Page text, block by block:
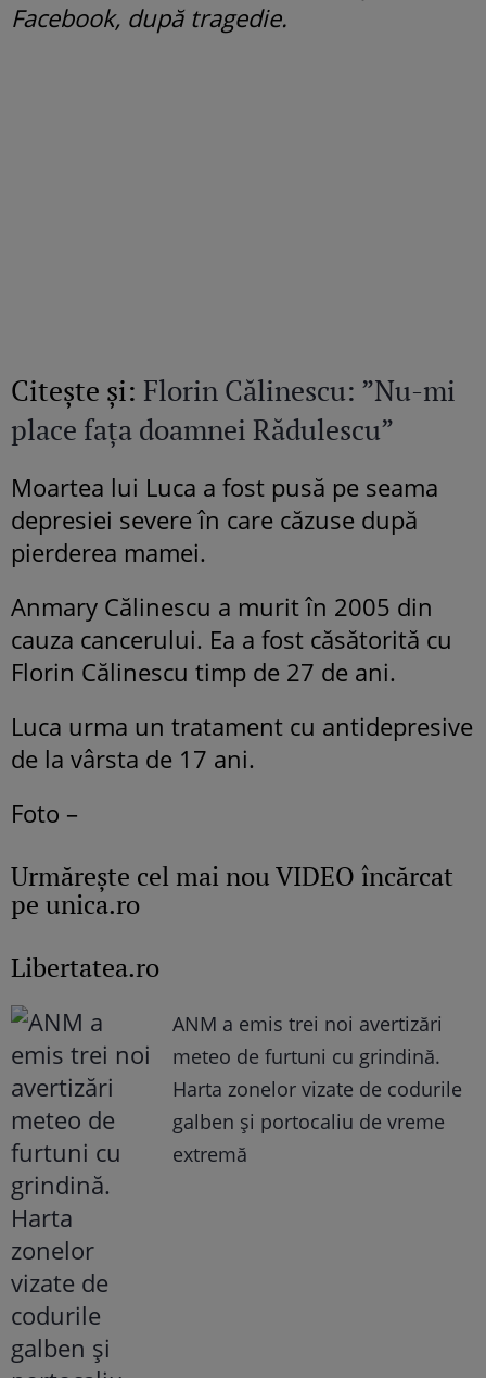
Facebook, după tragedie.
Citeşte şi: Florin Călinescu: ”Nu-mi
place fața doamnei Rădulescu”
Moartea lui Luca a fost pusă pe seama
depresiei severe în care căzuse după
pierderea mamei.
Anmary Călinescu a murit în 2005 din
cauza cancerului. Ea a fost căsătorită cu
Florin Călinescu timp de 27 de ani.
Luca urma un tratament cu antidepresive
de la vârsta de 17 ani.
Foto –
Urmăreşte cel mai nou VIDEO încărcat
pe unica.ro
Libertatea.ro
ANM a emis trei noi avertizări
meteo de furtuni cu grindină.
Harta zonelor vizate de codurile
galben și portocaliu de vreme
extremă